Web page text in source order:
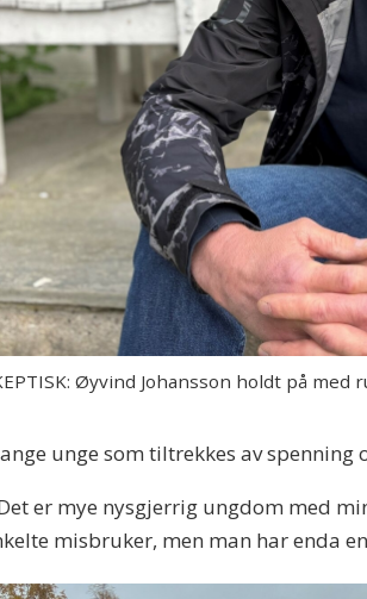
Øyvind Johansson holdt på
unge som tiltrekkes av spenning
er mye nysgjerrig ungdom med
misbruker, men man har enda